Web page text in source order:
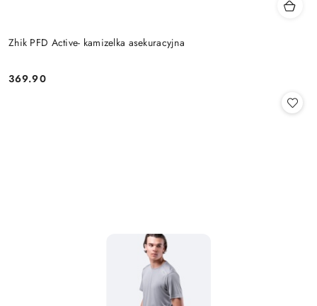
Zhik PFD Active- kamizelka asekuracyjna
Cena:
369.90